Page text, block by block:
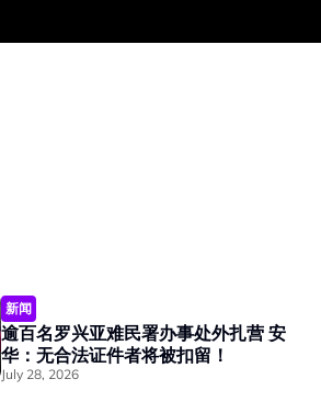
新闻
逾百名罗兴亚难民署办事处外扎营 安
华：无合法证件者将被扣留！
July 28, 2026